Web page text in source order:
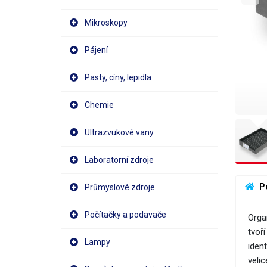
Mikroskopy
Pájení
Pasty, cíny, lepidla
Chemie
Ultrazvukové vany
Laboratorní zdroje
Průmyslové zdroje
Počítačky a podavače
Lampy
tvoří